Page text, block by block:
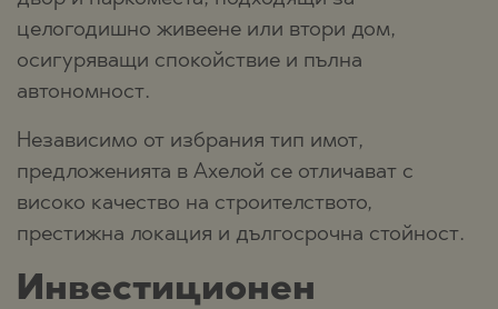
целогодишно живеене или втори дом,
осигуряващи спокойствие и пълна
автономност.
Независимо от избрания тип имот,
предложенията в Ахелой се отличават с
високо качество на строителството,
престижна локация и дългосрочна стойност.
Инвестиционен